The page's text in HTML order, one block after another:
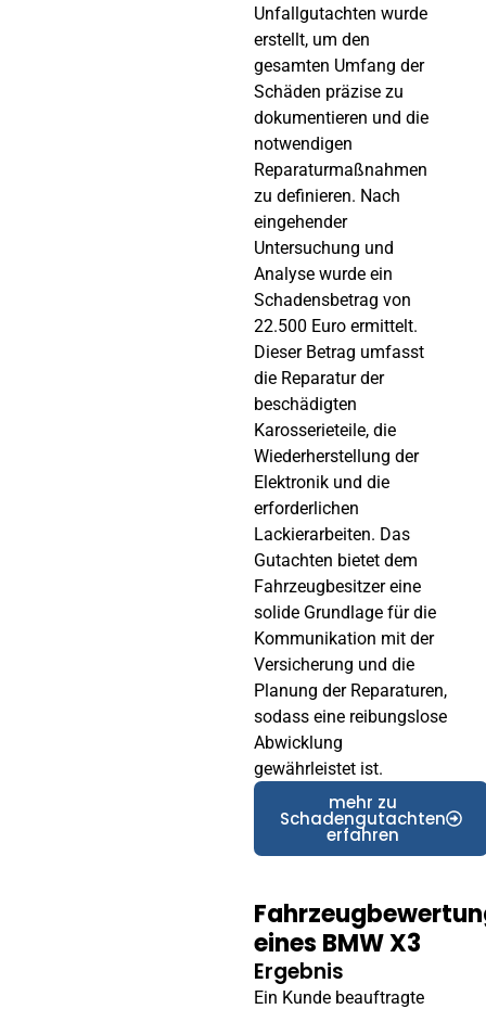
Unfallgutachten wurde
erstellt, um den
gesamten Umfang der
Schäden präzise zu
dokumentieren und die
notwendigen
Reparaturmaßnahmen
zu definieren. Nach
eingehender
Untersuchung und
Analyse wurde ein
Schadensbetrag von
22.500 Euro ermittelt.
Dieser Betrag umfasst
die Reparatur der
beschädigten
Karosserieteile, die
Wiederherstellung der
Elektronik und die
erforderlichen
Lackierarbeiten. Das
Gutachten bietet dem
Fahrzeugbesitzer eine
solide Grundlage für die
Kommunikation mit der
Versicherung und die
Planung der Reparaturen,
sodass eine reibungslose
Abwicklung
gewährleistet ist.
mehr zu
Schadengutachten
erfahren
eines BMW X3
Ergebnis
Ein Kunde beauftragte